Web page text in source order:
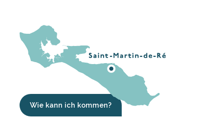
Wie kann ich kommen?